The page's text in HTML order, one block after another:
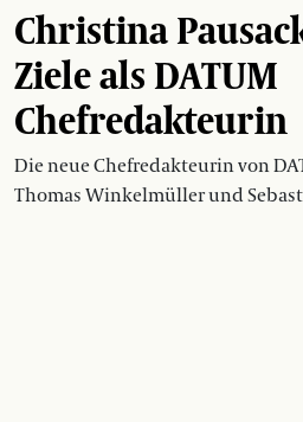
Christina
Ziele als DATUM
Chefredakteurin
Die neue Chefredakteurin von
Thomas Winkelmüller und